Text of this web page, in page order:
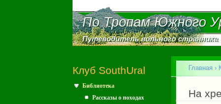
По Тропам Южного
По Тропам Южного
Путеводитель вольного странника
Путеводитель вольного странника
Клуб SouthUral
Библиотека
Рассказы о походах
Вы
Главная ›
На